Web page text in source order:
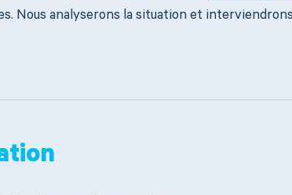
Nous analyserons la situation et